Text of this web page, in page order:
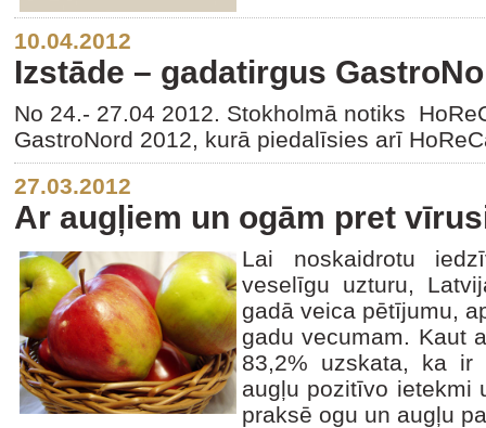
10.04.2012
Izstāde – gadatirgus
No 24.- 27.04 2012. Stokholmā notiks
GastroNord 2012, kurā piedalīsies arī
27.03.2012
Ar augļiem un ogām pret
Lai noskaidrotu
veselīgu uzturu,
gadā veica pētījumu,
gadu vecumam. Kaut
83,2% uzskata, ka ir
augļu pozitīvo ietekmi
praksē ogu un augļu